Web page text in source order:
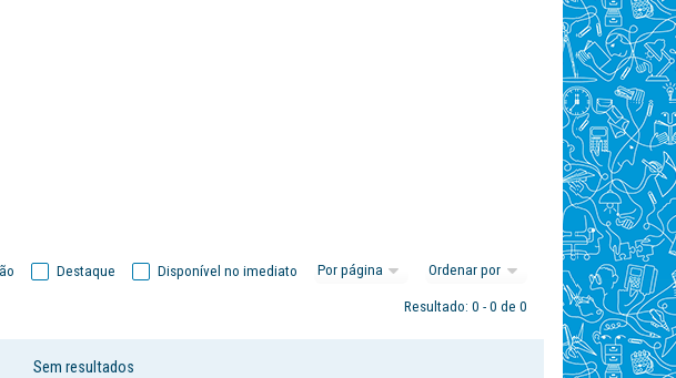
Disponível no imediato
Destaque
Resultado: 0 - 0 de 0
Sem resultados